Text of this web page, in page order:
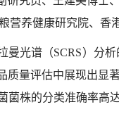
营养健康研究院、香
曼光谱（SCRS）分
质量评估中展现出
菌株的分类准确率高